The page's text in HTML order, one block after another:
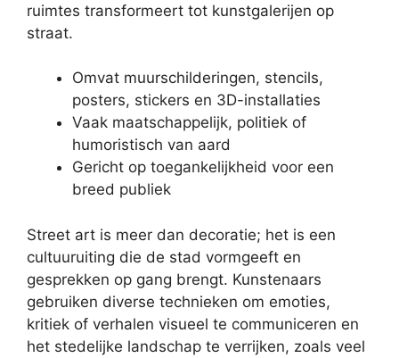
ruimtes transformeert tot kunstgalerijen op
straat.
Omvat muurschilderingen, stencils,
posters, stickers en 3D-installaties
Vaak maatschappelijk, politiek of
humoristisch van aard
Gericht op toegankelijkheid voor een
breed publiek
Street art is meer dan decoratie; het is een
cultuuruiting die de stad vormgeeft en
gesprekken op gang brengt. Kunstenaars
gebruiken diverse technieken om emoties,
kritiek of verhalen visueel te communiceren en
het stedelijke landschap te verrijken, zoals veel